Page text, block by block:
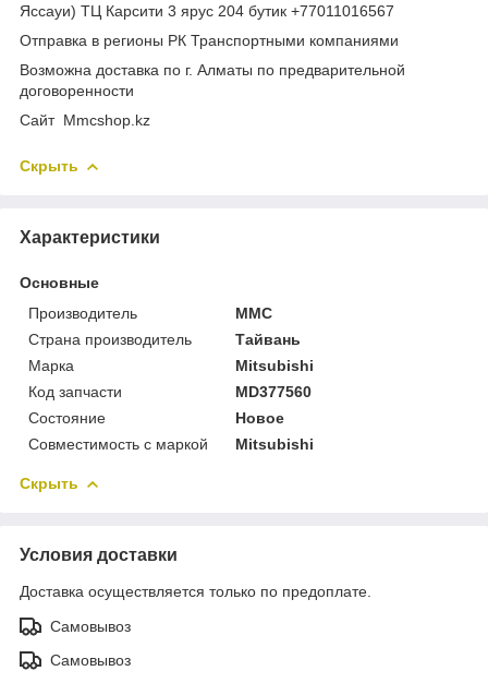
Яссауи) ТЦ Карсити 3 ярус 204 бутик +77011016567
Отправка в регионы РК Транспортными компаниями
Возможна доставка по г. Алматы по предварительной
договоренности
Cайт Mmcshop.kz
Скрыть
Характеристики
Основные
Производитель
MMC
Страна производитель
Тайвань
Марка
Mitsubishi
Код запчасти
MD377560
Состояние
Новое
Совместимость с маркой
Mitsubishi
Скрыть
Условия доставки
Доставка осуществляется только по предоплате.
Самовывоз
Самовывоз